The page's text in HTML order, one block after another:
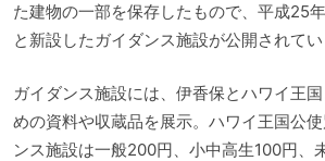
た建物の一部を保存したもので、平成25
と新設したガイダンス施設が公開されてい
ガイダンス施設には、伊香保とハワイ王
めの資料や収蔵品を展示。ハワイ王国公
ンス施設は一般200円、小中高生100円、